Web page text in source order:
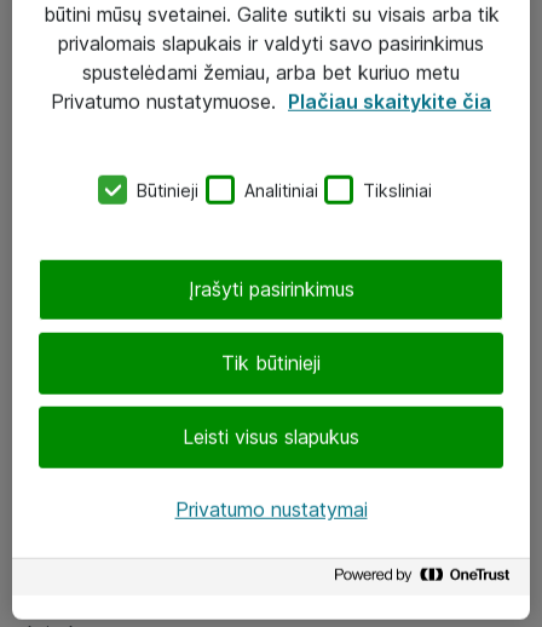
Įgyvendinti projektai
Atea ekspertų patarimai verslui
eShop@atea.lt
LinkedIn
būtini mūsų svetainei. Galite sutikti su visais arba tik
privalomais slapukais ir valdyti savo pasirinkimus
spustelėdami žemiau, arba bet kuriuo metu
Privatumo nustatymuose. Plačiau skaitykite čia
Būtinieji Analitiniai Tiksliniai
Tik būtinieji
Leisti visus slapukus
Įrašyti pasirinkimus
Privatumo nustatymai